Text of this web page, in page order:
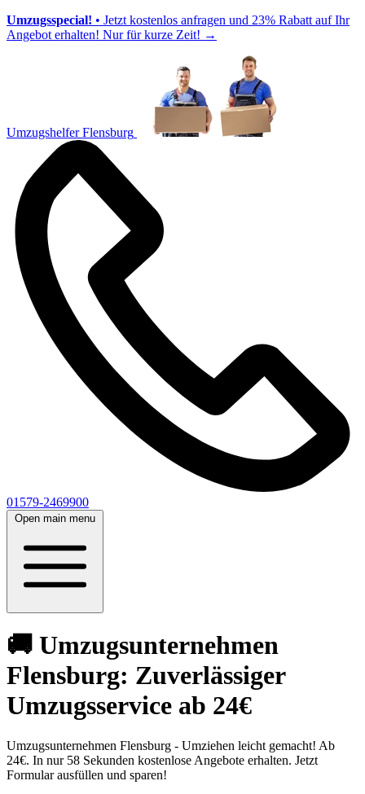
Umzugsspecial! • Jetzt kostenlos anfragen und 23% Rabatt auf Ihr
Angebot erhalten! Nur für kurze Zeit! →
Umzugshelfer Flensburg
01579-2469900
Open main menu
🚚 Umzugsunternehmen
Flensburg: Zuverlässiger
Umzugsservice ab 24€
Umzugsunternehmen Flensburg - Umziehen leicht gemacht! Ab
24€. In nur 58 Sekunden kostenlose Angebote erhalten. Jetzt
Formular ausfüllen und sparen!